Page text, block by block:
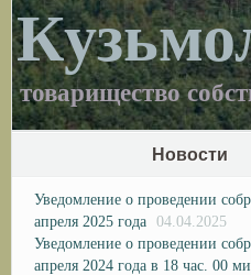
товарищество
Новости
Уведомление о проведении
апреля 2025 года 04.04.2025
Уведомление о проведении
апреля 2024 года в 18 час. 00